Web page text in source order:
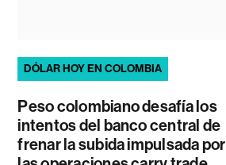
DÓLAR HOY EN COLOMBIA
Peso colombiano desafía los
intentos del banco central de
frenar la subida impulsada por